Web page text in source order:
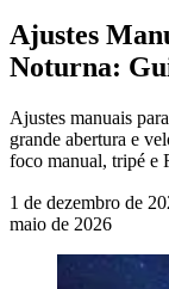
Ajustes
Noturna:
Ajustes manuais
grande abertura e
foco manual, tripé e
1 de dezembro de
maio de 2026